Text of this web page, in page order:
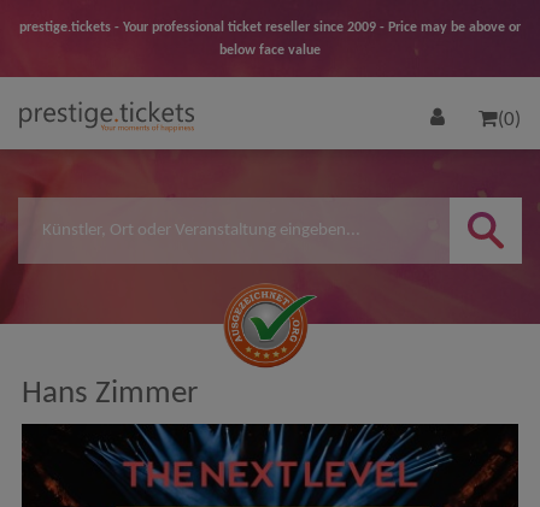
prestige.tickets - Your professional ticket reseller since 2009 - Price may be above or
below face value
(0)
Hans Zimmer